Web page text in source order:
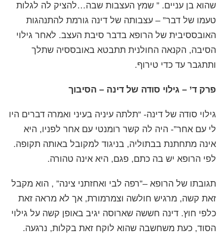
שהוא בן עניים. ” שמץ העצבות שבה…להציק לה לגלות
טעמו של דבר” – עצבותה של דינה גורמת להתנהגות
האובססיבית של הרופא בדבר סיבת העצב. לאחר גילוי
הסיבה, הקנאה החולנית תתבטא באובססיה שתלך
ותתגבר עד כדי טירוף.
פרק ד’ – גילוי סודה של דינה – הסיבוך
גילוי סודה של דינה- “תלתה עיניה בעיני ואמרה דברים היו
לי עם אחר”- היה לה קשר רומנטי עם אחר לפניו, היא
אינה מתחתנת בבתוליה, בניגוד למקובל באותה תקופה.
לפי הרופא יש בה כתם, פגם, היא אינה טהורה.
תגובתו של הרופא –”רפה לבי ואחזתני צינה” , הוא מקבל
זאת קשה, מרגיש חולשה וצמרמורת, אך לא מראה זאת
כלפי חוץ. דינה חששה שארוסה יגיב באופן קשה על גילוי
הסוד, כעת משחשבה שהוא לוקח זאת בקלות, נרגעה.